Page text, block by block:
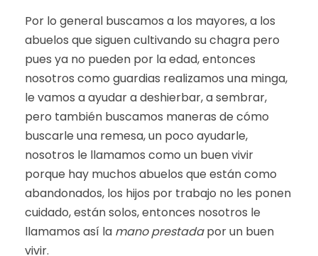
Por lo general buscamos a los mayores, a los
abuelos que siguen cultivando su chagra pero
pues ya no pueden por la edad, entonces
nosotros como guardias realizamos una minga,
le vamos a ayudar a deshierbar, a sembrar,
pero también buscamos maneras de cómo
buscarle una remesa, un poco ayudarle,
nosotros le llamamos como un buen vivir
porque hay muchos abuelos que están como
abandonados, los hijos por trabajo no les ponen
cuidado, están solos, entonces nosotros le
llamamos así la mano prestadapor un buen
vivir.